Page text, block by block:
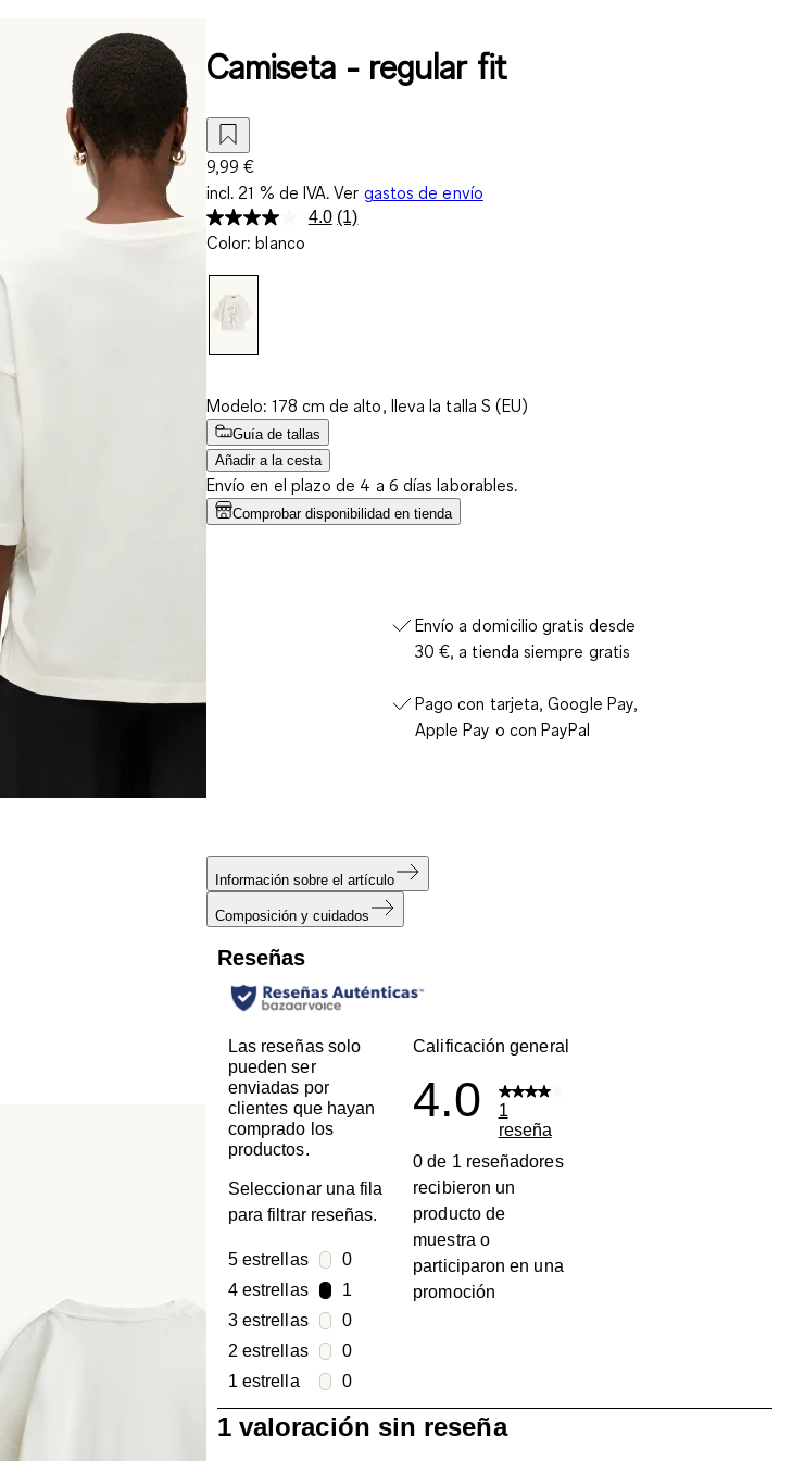
Camiseta - regular fit
9,99 €
incl. 21 % de IVA. Ver gastos de envío
4.0 Lea
(1)
Color: blanco
Modelo: 178 cm de alto, lleva la talla S (EU)
Guía de tallas
Añadir a la cesta
Envío en el plazo de 4 a 6 días laborables.
Comprobar disponibilidad en tienda
Envío a domicilio gratis desde
30 €, a tienda siempre gratis
Pago con tarjeta, Google Pay,
Apple Pay o con PayPal
Información sobre el artículo
Composición y cuidados
Reseñas
Las reseñas solo
pueden ser
enviadas por
clientes que hayan
comprado los
productos.
Seleccionar una fila
para filtrar reseñas.
5 estrellasestrellas
0
0 reseñas con 5 estrellas.
4 estrellasestrellas
1
1 reseña con 4 estrellas.
3 estrellasestrellas
0
0 reseñas con 3 estrellas.
2 estrellasestrellas
0
0 reseñas con 2 estrellas.
1 estrellaestrellas
0
0 reseñas con 1 estrella.
Calificación general
4.0
1
reseña
0 de 1 reseñadores
recibieron un
producto de
muestra o
participaron en una
promoción
1 valoración sin reseña